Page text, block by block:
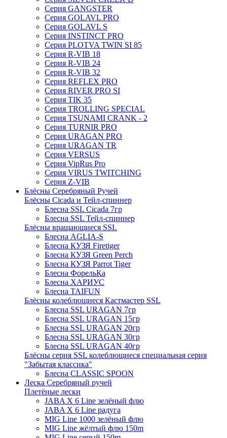
Серия GANGSTER
Серия GOLAVL PRO
Серия GOLAVL S
Серия INSTINCT PRO
Серия PLOTVA TWIN SI 85
Серия R-VIB 18
Серия R-VIB 24
Серия R-VIB 32
Серия REFLEX PRO
Серия RIVER PRO SI
Серия TIK 35
Серия TROLLING SPECIAL
Серия TSUNAMI CRANK - 2
Серия TURNIR PRO
Серия URAGAN PRO
Серия URAGAN TR
Серия VERSUS
Серия VipRus Pro
Серия VIRUS TWITCHING
Серия Z-VIB
Блёсны Серебряный Ручей
Блёсны Cicada и Тейл-спиннер
Блесна SSL Cicada 7гр
Блесна SSL Тейл-спиннер
Блёсны вращающиеся SSL
Блесна AGLIA-S
Блесна КУЗЯ Firetiger
Блесна КУЗЯ Green Perch
Блесна КУЗЯ Parrot Tiger
Блесна ФорельКа
Блесна ХАРИУС
Блесна TAIFUN
Блёсны колеблющиеся Кастмастер SSL
Блесна SSL URAGAN 7гр
Блесна SSL URAGAN 15гр
Блесна SSL URAGAN 20гр
Блесна SSL URAGAN 30гр
Блесна SSL URAGAN 40гр
Блёсны серия SSL колеблющиеся специальная серия
"Забытая классика"
Блесна CLASSIC SPOON
Леска Серебряный ручей
Плетёные лески
JABA X 6 Line зелёный флю
JABA X 6 Line радуга
MIG Line 1000 зелёный флю
MIG Line жёлтый флю 150m